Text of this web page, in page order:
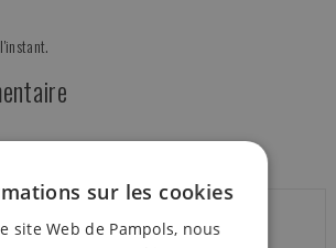
sur les cookies
site Web de Pampols, nous